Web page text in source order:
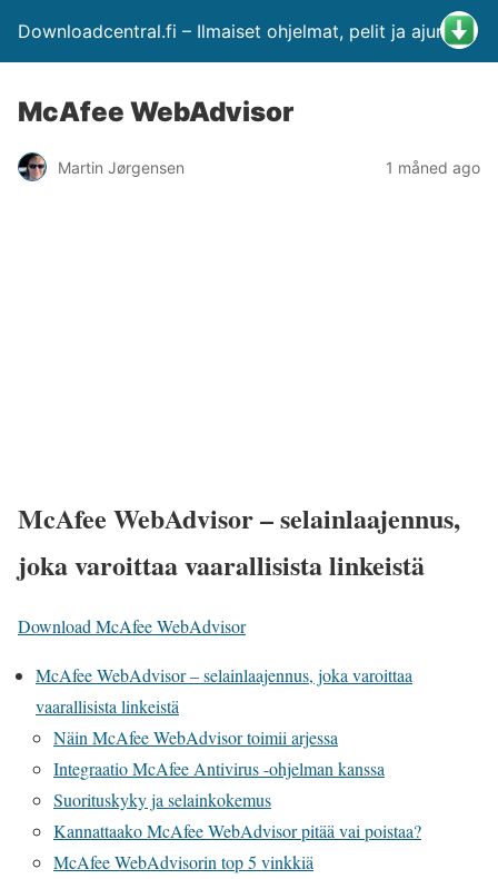
Downloadcentral.fi – Ilmaiset ohjelmat, pelit ja ajurit
McAfee WebAdvisor
Martin Jørgensen 1 måned ago
McAfee WebAdvisor – selainlaajennus,
joka varoittaa vaarallisista linkeistä
Download McAfee WebAdvisor
McAfee WebAdvisor – selainlaajennus, joka varoittaa
vaarallisista linkeistä
Näin McAfee WebAdvisor toimii arjessa
Integraatio McAfee Antivirus -ohjelman kanssa
Suorituskyky ja selainkokemus
Kannattaako McAfee WebAdvisor pitää vai poistaa?
McAfee WebAdvisorin top 5 vinkkiä